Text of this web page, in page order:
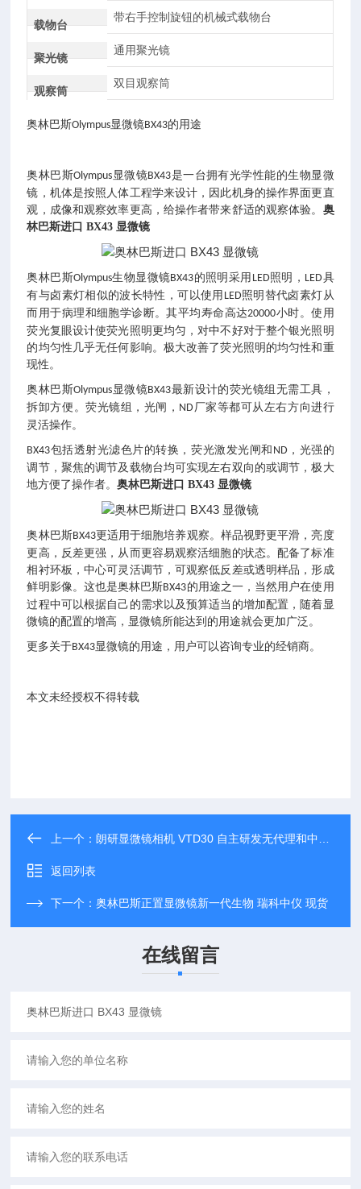
载物台
带右手控制旋钮的机械式载物台
聚光镜
通用聚光镜
观察筒
双目观察筒
奥林巴斯Olympus显微镜BX43的用途
奥林巴斯Olympus显微镜BX43是一台拥有光学性能的生物显微
镜，机体是按照人体工程学来设计，因此机身的操作界面更直
观，成像和观察效率更高，给操作者带来舒适的观察体验。 奥
林巴斯进口 BX43 显微镜
奥林巴斯Olympus生物显微镜BX43的照明采用 LED照明， LED具
有与卤素灯相似的波长特性，可以使用 LED照明替代卤素灯从
而用于病理和细胞学诊断。其平均寿命高达20000小时。使用
荧光复眼设计使荧光照明更均匀，对中不好对于整个银光照明
的均匀性几乎无任何影响。极大改善了荧光照明的均匀性和重
现性。
奥林巴斯Olympus显微镜BX43最新设计的荧光镜组无需工具，
拆卸方便。荧光镜组，光闸， ND厂家等都可从左右方向进行
灵活操作。
BX43包括透射光滤色片的转换，荧光激发光闸和 ND，光强的
调节，聚焦的调节及载物台均可实现左右双向的或调节，极大
地方便了操作者。奥林巴斯进口 BX43 显微镜
奥林巴斯BX43更适用于细胞培养观察。样品视野更平滑，亮度
更高，反差更强，从而更容易观察活细胞的状态。配备了标准
相衬环板，中心可灵活调节，可观察低反差或透明样品，形成
鲜明影像。这也是奥林巴斯BX43的用途之一，当然用户在使用
过程中可以根据自己的需求以及预算适当的增加配置，随着显
微镜的配置的增高，显微镜所能达到的用途就会更加广泛。
更多关于BX43显微镜的用途，用户可以咨询专业的经销商。
本文未经授权不得转载
上一个：朗研显微镜相机 VTD30 自主研发无代理和中间商
返回列表
下一个：奥林巴斯正置显微镜新一代生物 瑞科中仪 现货
在线留言